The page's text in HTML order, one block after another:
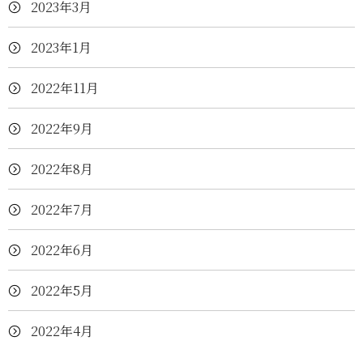
2023年3月
2023年1月
2022年11月
2022年9月
2022年8月
2022年7月
2022年6月
2022年5月
2022年4月